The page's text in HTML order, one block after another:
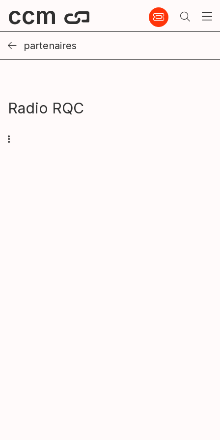
ccm
partenaires
Radio RQC